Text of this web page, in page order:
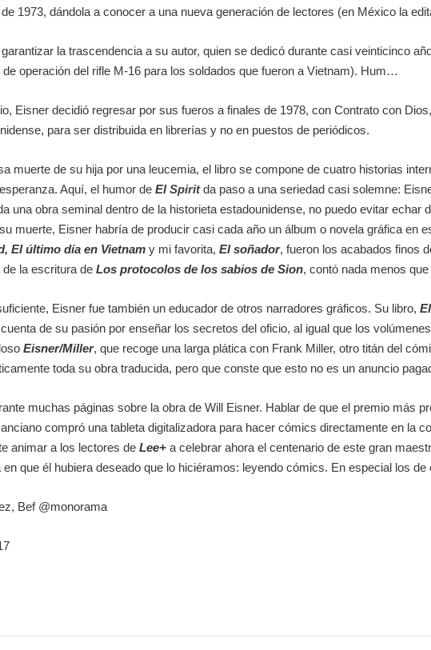
1973, dándola a conocer a una nueva generación de lectores (en México la
la trascendencia a su autor, quien se dedicó durante casi veinticinco
operación del rifle M-16 para los soldados que fueron a Vietnam). Hum…
Eisner decidió regresar por sus fueros a finales de 1978, con Contrato con
para ser distribuida en librerías y no en puestos de periódicos.
muerte de su hija por una leucemia, el libro se compone de cuatro historias
Aquí, el humor de ElSpirit da paso a una seriedad casi solemne:
una obra seminal dentro de la historieta estadounidense, no puedo evitar
muerte, Eisner habría de producir casi cada año un álbum o novela gráfica en
El último día en Vietnam y mi favorita,El soñador, fueron los acabados finos
de la escritura deLos protocolos de los sabios de Sion, contó nada menos
Eisner fue también un educador de otros narradores gráficos. Su libro,
de su pasión por enseñar los secretos del oficio, al igual que los
Eisner/Miller, que recoge una larga plática con Frank Miller, otro titán del
toda su obra traducida, pero que conste que esto no es un anuncio
muchas páginas sobre la obra de Will Eisner. Hablar de que el premio más
compró una tableta digitalizadora para hacer cómics directamente en la
animar a los lectores deLee+ a celebrar ahora el centenario de este gran
que él hubiera deseado que lo hiciéramos: leyendo cómics. En especial los de
Bef @monorama